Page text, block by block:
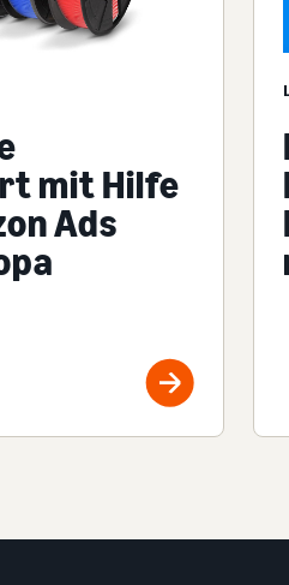
mit Hilfe
Ads